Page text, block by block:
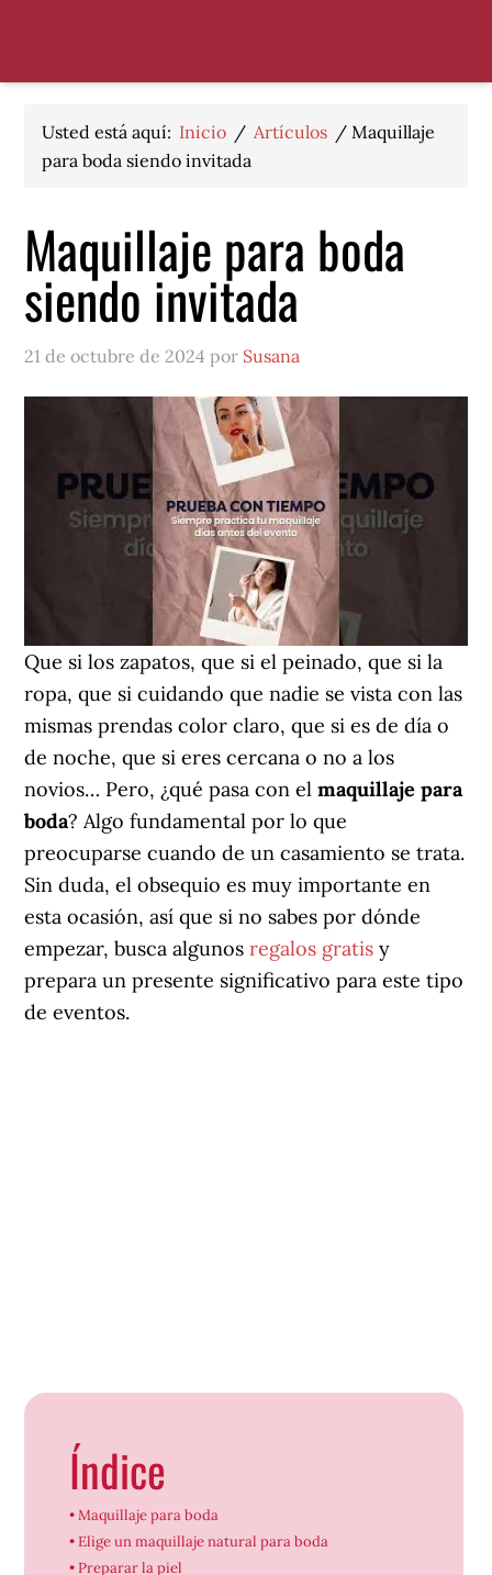
navegación
principal
de
Usted está aquí: Inicio / Artículos / Maquillaje
para boda siendo invitada
Maquillaje para boda
siendo invitada
21 de octubre de 2024 por Susana
Que si los zapatos, que si el peinado, que si la
ropa, que si cuidando que nadie se vista con las
mismas prendas color claro, que si es de día o
de noche, que si eres cercana o no a los
novios… Pero, ¿qué pasa con elmaquillaje para
boda? Algo fundamental por lo que
preocuparse cuando de un casamiento se trata.
Sin duda, el obsequio es muy importante en
esta ocasión, así que si no sabes por dónde
empezar, busca algunosregalos gratis y
prepara un presente significativo para este tipo
de eventos.
Índice
Maquillaje para boda
Elige un maquillaje natural para boda
Preparar la piel